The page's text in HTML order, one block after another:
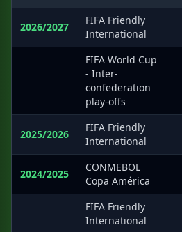
2026/2027
FIFA Friendly
International
FIFA World Cup
- Inter-
confederation
play-offs
2025/2026
FIFA Friendly
International
2024/2025
CONMEBOL
Copa América
FIFA Friendly
International